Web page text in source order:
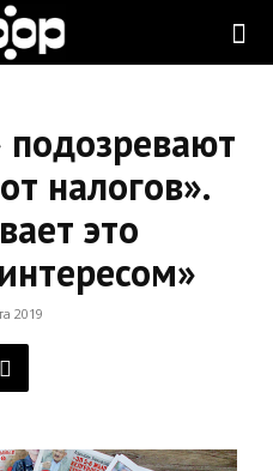
налогов».
это
2019